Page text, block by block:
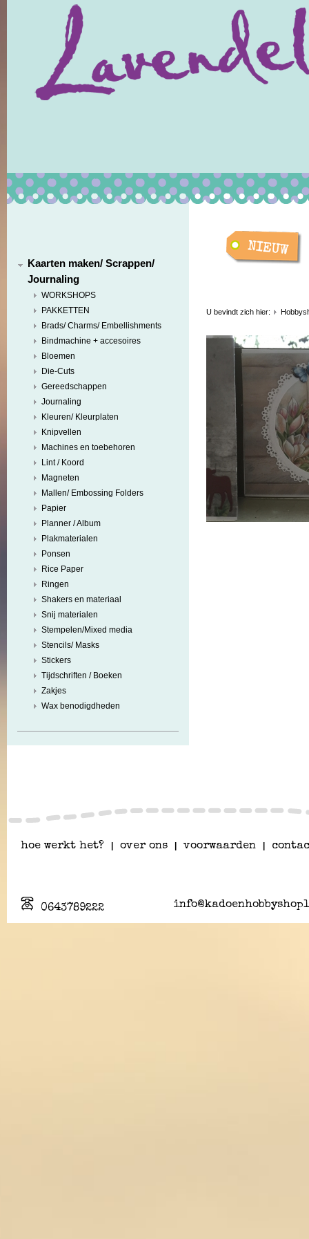
Kaarten maken/ Scrappen/
Journaling
WORKSHOPS
PAKKETTEN
Brads/ Charms/ Embellishments
Bindmachine + accesoires
Bloemen
Die-Cuts
Gereedschappen
Journaling
Kleuren/ Kleurplaten
Knipvellen
Machines en toebehoren
Lint / Koord
Magneten
Mallen/ Embossing Folders
Papier
Planner / Album
Plakmaterialen
Ponsen
Rice Paper
Ringen
Shakers en materiaal
Snij materialen
Stempelen/Mixed media
Stencils/ Masks
Stickers
Tijdschriften / Boeken
Zakjes
Wax benodigdheden
U bevindt zich hier:
hoe werkt het? over ons voorwaarden
0643789222